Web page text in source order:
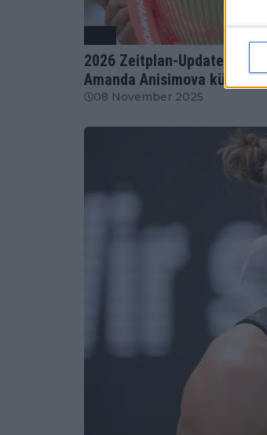
2026 Zeitplan-Update: Wer
Amanda Anisimova
08 November 2025